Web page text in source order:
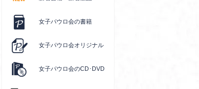
女子パウロ会の書籍
女子パウロ会オリジナル
女子パウロ会のCD･DVD